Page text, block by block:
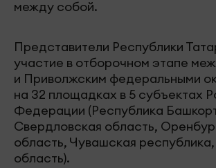
между собой.
Представители Республики
участие в отборочном этапе
и Приволжским федеральными
на 32 площадках в 5 субъектах
Федерации (Республика
Свердловская область,
область, Чувашская
область).